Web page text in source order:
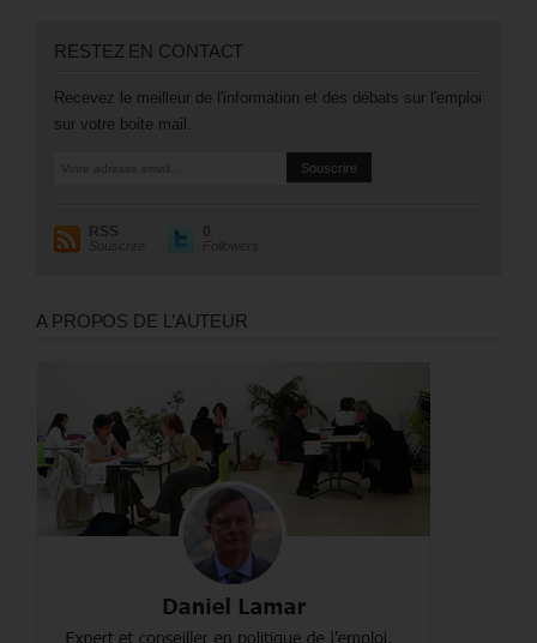
RESTEZ EN CONTACT
Recevez le meilleur de l'information et des débats sur l'emploi
sur votre boite mail.
RSS
Souscrire
0
Followers
A PROPOS DE L’AUTEUR